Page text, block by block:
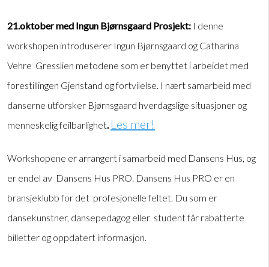
21.oktober med Ingun Bjørnsgaard Prosjekt: I denne
workshopen introduserer Ingun Bjørnsgaard og Catharina
Vehre Gresslien metodene som er benyttet i arbeidet med
forestillingen Gjenstand og fortvilelse. I nært samarbeid med
danserne utforsker Bjørnsgaard hverdagslige situasjoner og
menneskelig feilbarlighet. Les mer!
Workshopene er arrangert i samarbeid med Dansens Hus, og
er endel av Dansens Hus PRO. Dansens Hus PRO er en
bransjeklubb for det profesjonelle feltet. Du som er
dansekunstner, dansepedagog eller student får rabatterte
billetter og oppdatert informasjon.